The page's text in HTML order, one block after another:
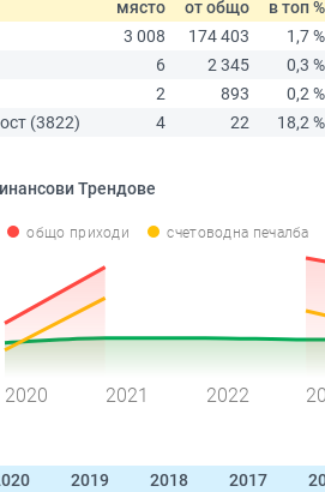
място от общо в топ %
3 008
174 403 1,7 %
6
2 345 0,3 %
2
893 0,2 %
(3822)
4 22 18,2 %
Трендове
общо приходи счетоводна печалба
2020 2021 2022
2019 2018 2017